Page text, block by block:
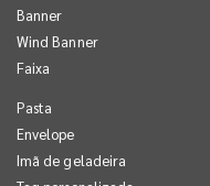
Banner
Wind Banner
Faixa
Pasta
Envelope
Imã de geladeira